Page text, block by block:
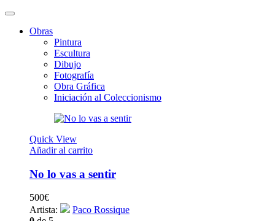
Obras
Pintura
Escultura
Dibujo
Fotografía
Obra Gráfica
Iniciación al Coleccionismo
Quick View
Añadir al carrito
No lo vas a sentir
500€
Artista:
Paco Rossique